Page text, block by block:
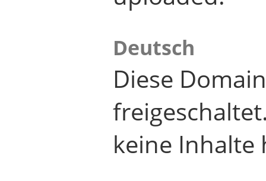
Deutsch
Diese
keine Inhalte